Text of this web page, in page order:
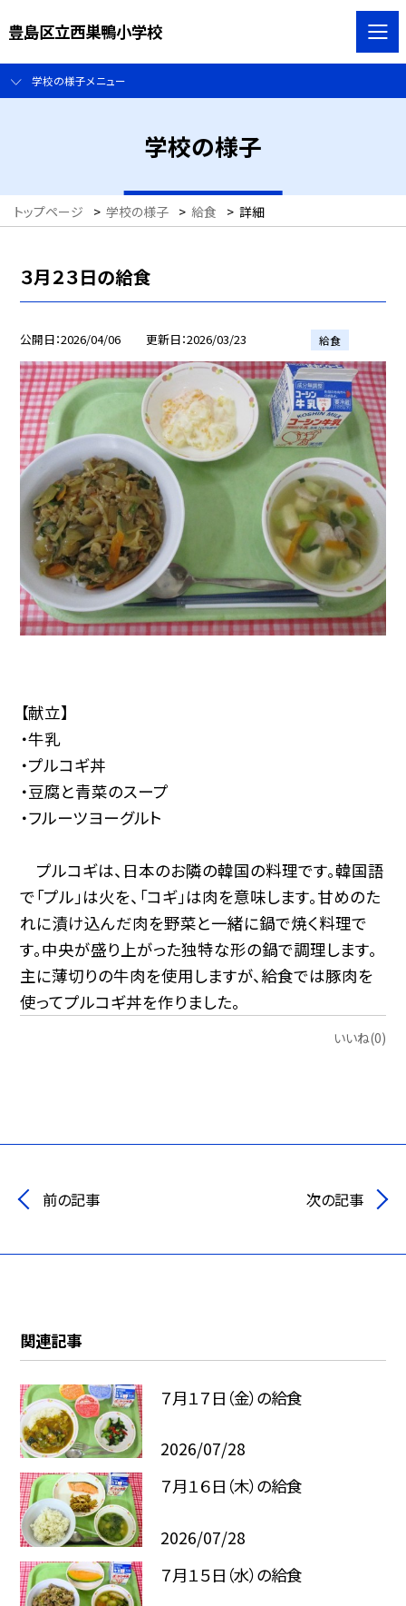
豊島区立西巣鴨小学校
学校の様子メニュー
学校の様子
トップページ > 学校の様子 > 給食 > 詳細
３月２３日の給食
公開日 2026/04/06 更新日 2026/03/23 給食
【献立】
・牛乳
・プルコギ丼
・豆腐と青菜のスープ
・フルーツヨーグルト
プルコギは、日本のお隣の韓国の料理です。韓国語
で「プル」は火を、「コギ」は肉を意味します。甘めのた
れに漬け込んだ肉を野菜と一緒に鍋で焼く料理で
す。中央が盛り上がった独特な形の鍋で調理します。
主に薄切りの牛肉を使用しますが、給食では豚肉を
使ってプルコギ丼を作りました。
いいね(0)
前の記事 次の記事
関連記事
７月１７日（金）の給食
2026/07/28
７月１６日（木）の給食
2026/07/28
７月１５日（水）の給食